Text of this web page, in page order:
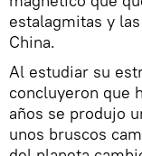
estalagmitas y
China.
Al estudiar su
concluyeron que
años se produjo
unos bruscos